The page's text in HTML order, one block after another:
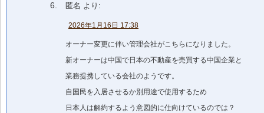
匿名 より:
2026年1月16日 17:38
オーナー変更に伴い管理会社がこちらになりました。
新オーナーは中国で日本の不動産を売買する中国企業と
業務提携している会社のようです。
自国民を入居させるか別用途で使用するため
日本人は解約するよう意図的に仕向けているのでは？